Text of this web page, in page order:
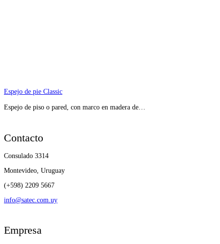
Espejo de pie Classic
Espejo de piso o pared, con marco en madera de…
Contacto
Consulado 3314
Montevideo, Uruguay
(+598) 2209 5667
info@satec.com.uy
Empresa